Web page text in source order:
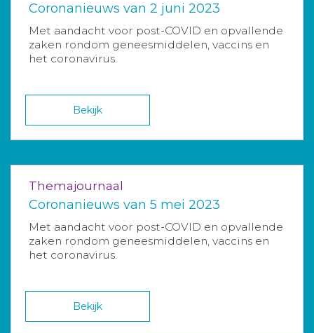
Coronanieuws van 2 juni 2023
Met aandacht voor post-COVID en opvallende
zaken rondom geneesmiddelen, vaccins en
het coronavirus.
Bekijk
Themajournaal
Coronanieuws van 5 mei 2023
Met aandacht voor post-COVID en opvallende
zaken rondom geneesmiddelen, vaccins en
het coronavirus.
Bekijk